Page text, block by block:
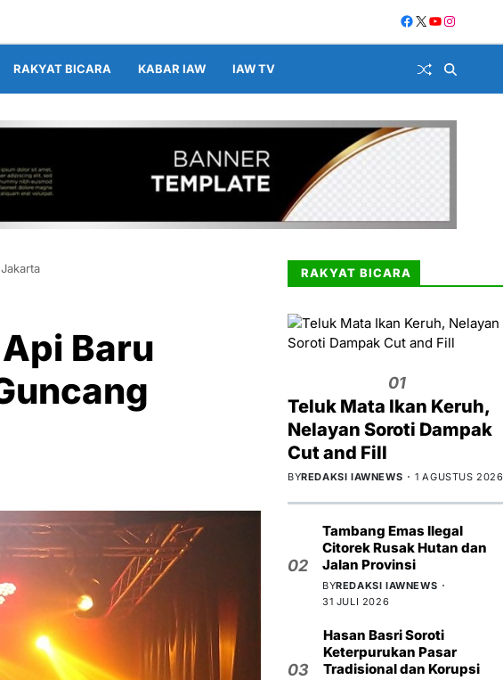
RAKYAT BICARA KABAR IAW IAW TV
Baru
RAKYAT BICARA
01
Teluk Mata Ikan Keruh,
Nelayan Soroti Dampak
Cut and Fill
BYREDAKSI IAWNEWS 1 AGUSTUS 2026
02
Tambang Emas Ilegal
Citorek Rusak Hutan dan
Jalan Provinsi
BYREDAKSI IAWNEWS
31 JULI 2026
03
Hasan Basri Soroti
Keterpurukan Pasar
Tradisional dan Korupsi